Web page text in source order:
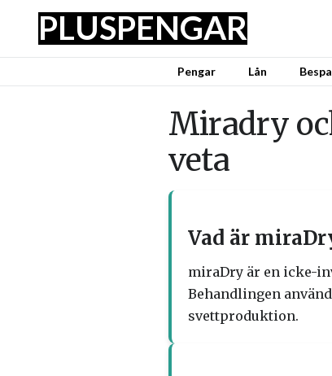
PLUSPENGAR
Pengar Lån
Miradry
veta
Vad är
miraDry är en icke-
Behandlingen
svettproduktion.